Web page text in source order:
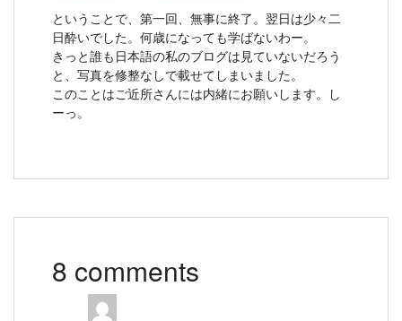
ということで、第一回、無事に終了。翌日は少々二
日酔いでした。何歳になっても学ばないわー。
きっと誰も日本語の私のブログは見ていないだろう
と、写真を修整なしで載せてしまいました。
このことはご近所さんには内緒にお願いします。し
ーっ。
8 comments